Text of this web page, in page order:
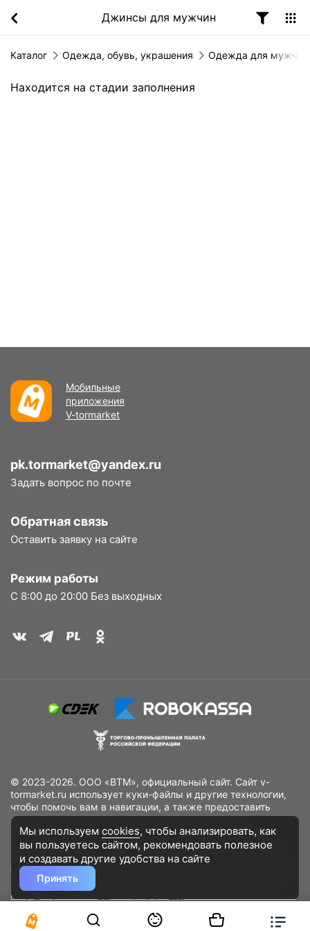
Джинсы для мужчин
Каталог Одежда, обувь, украшения Одежда для мужчин
Находится на стадии заполнения
Мобильные
приложения
V-tormarket
pk.tormarket@yandex.ru
Задать вопрос по почте
Обратная связь
Оставить заявку на сайте
Режим работы
С 8:00 до 20:00 Без выходных
© 2023-2026. ООО «ВТМ», официальный сайт. Сайт v-
tormarket.ru использует куки-файлы и другие технологии,
чтобы помочь вам в навигации, а также предоставить
лучший пользовательский опыт, анализировать
использование наших продуктов и услуг, повысить
качество рекламных и маркетинговых активностей. Если
Вы не хотите, чтобы Ваши пользовательские данные
обрабатывались, пожалуйста, ограничьте их использование
в своём браузере.
конфиденциальности
Разработано DST Global
Мы используем cookies, чтобы анализировать, как
вы пользуетесь сайтом, рекомендовать полезное
и создавать другие удобства на сайте
Принять